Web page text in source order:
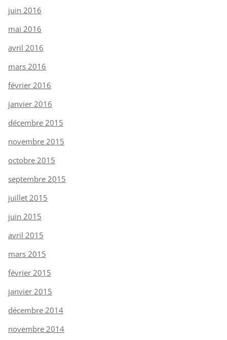
juin 2016
mai 2016
avril 2016
mars 2016
février 2016
janvier 2016
décembre 2015
novembre 2015
octobre 2015
septembre 2015
juillet 2015
juin 2015
avril 2015
mars 2015
février 2015
janvier 2015
décembre 2014
novembre 2014